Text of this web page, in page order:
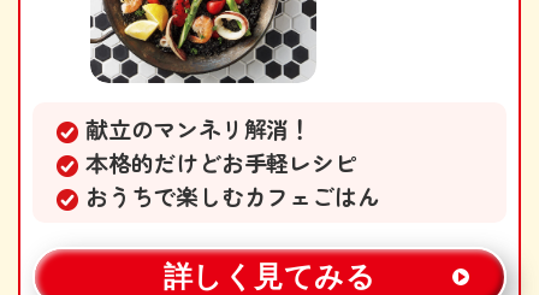
献立のマンネリ解消！
本格的だけどお手軽レシピ
おうちで楽しむカフェごはん
詳しく見てみる